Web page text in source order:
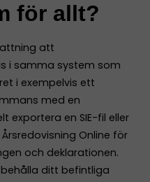
för allt?
att
i samma system som
i exempelvis ett
med en
exportera en SIE-fil eller
Online för
och deklarationen.
ditt befintliga